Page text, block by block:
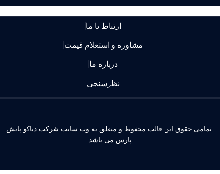
ارتباط با ما
مشاوره و استعلام قیمت
درباره ما
نظرسنجی
حقوق این قالب محفوظ و متعلق به وب سایت شرکت دیاکو پایش
پارس می باشد.